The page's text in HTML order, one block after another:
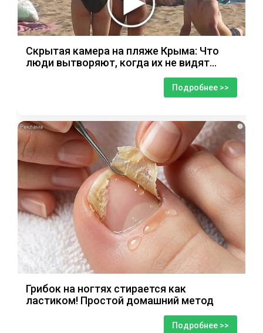
Скрытая камера на пляже Крыма: Что
люди вытворяют, когда их не видят...
Подробнее >>
i
Грибок на ногтях стирается как
ластиком! Простой домашний метод
Подробнее >>